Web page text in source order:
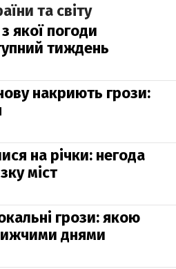
та світу
якої погоди
тиждень
накриють грози:
на річки: негода
міст
грози: якою
днями